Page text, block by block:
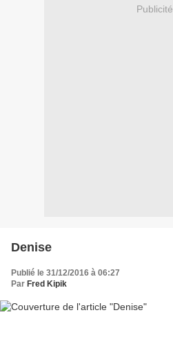
Publicité
Denise
Publié le 31/12/2016 à 06:27
Par Fred Kipik